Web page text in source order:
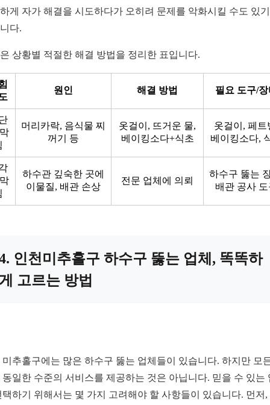
게 자가 해결을 시도하다가 오히려 문제를 악화시킬 수도 있
다.
상황별 적절한 해결 방법을 정리한 표입니다.
원인 해결 방법 필요 도구/장
머리카락, 음식물 찌
꺼기 등
옷걸이, 뜨거운 물,
베이킹소다+식초
옷걸이, 페트
베이킹소다,
하수관 깊숙한 곳에
이물질, 배관 손상
전문 업체에 의뢰
하수구 뚫는
배관 공사 도
인천미추홀구 하수구 뚫는 업체, 똑똑하
고르는 방법
미추홀구에는 많은 하수구 뚫는 업체들이 있습니다. 하지만 모
동일한 수준의 서비스를 제공하는 것은 아닙니다. 믿을 수 있는
택하기 위해서는 몇 가지 고려해야 할 사항들이 있습니다. 먼저,